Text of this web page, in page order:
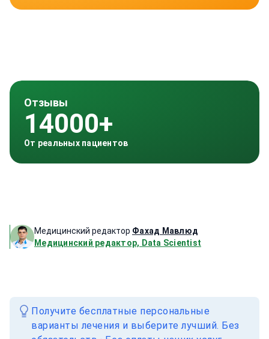
Медицинский редактор Фахад Мавлюд
Медицинский редактор, Data Scientist
Отзывы
14000+
От реальных пациентов
Получите бесплатные персональные
варианты лечения и выберите лучший. Без